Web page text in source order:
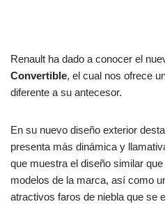
Renault ha dado a conocer el
Convertible, el cual nos ofrece
diferente a su antecesor.
En su nuevo diseño exterior
presenta más dinámica y
que muestra el diseño similar
modelos de la marca, así como
atractivos faros de niebla que se